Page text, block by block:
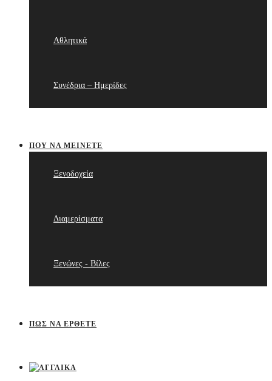
Αθλητικά
Συνέδρια – Ημερίδες
ΠΟΥ ΝΑ ΜΕΊΝΕΤΕ
Ξενοδοχεία
Διαμερίσματα
Ξενώνες - Βίλες
ΠΩΣ ΝΑ ΈΡΘΕΤΕ